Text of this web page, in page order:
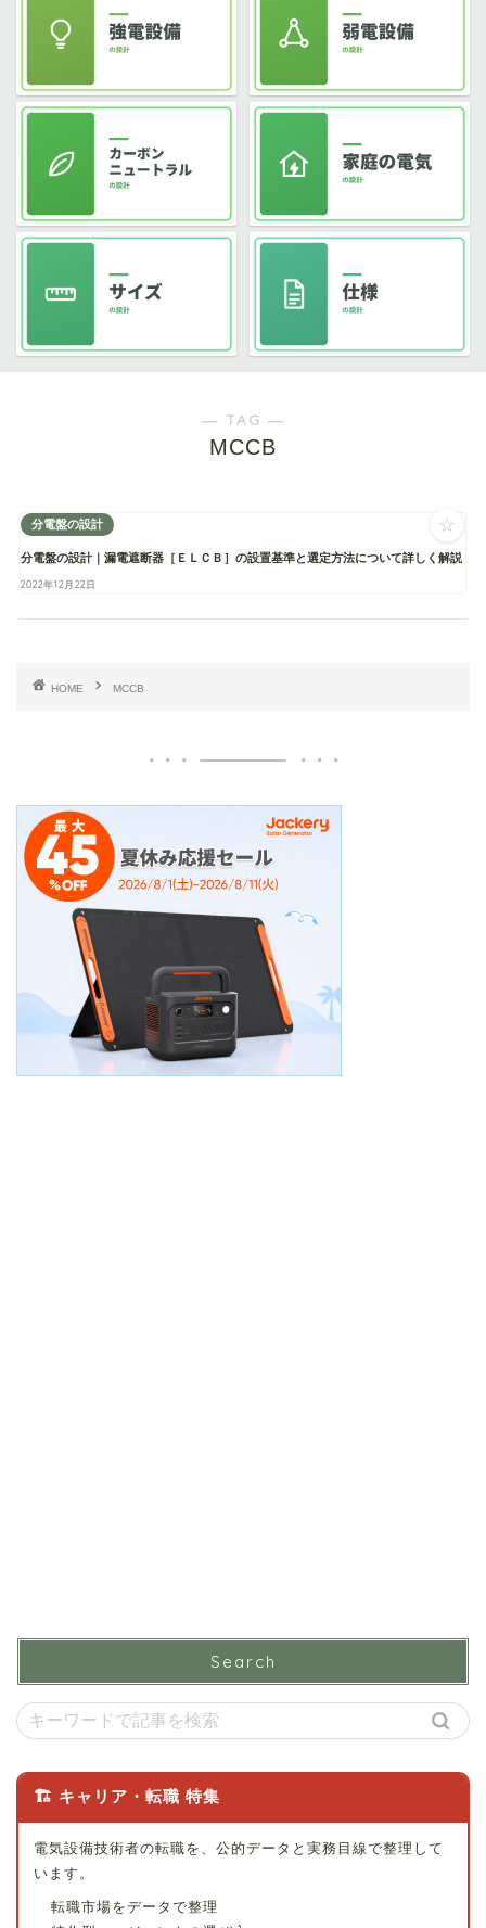
― TAG ―
MCCB
分電盤の設計
分電盤の設計｜漏電遮断器［ＥＬＣＢ］の設置基準と選定方法について詳しく解説
2022年12月22日
☆
HOME MCCB
Search
🏗 キャリア・転職 特集
電気設備技術者の転職を、公的データと実務目線で整理して
います。
転職市場をデータで整理